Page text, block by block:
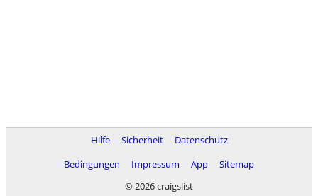
Hilfe Sicherheit
Datenschutz
Bedingungen
Impressum App
Sitemap
© 2026 craigslist